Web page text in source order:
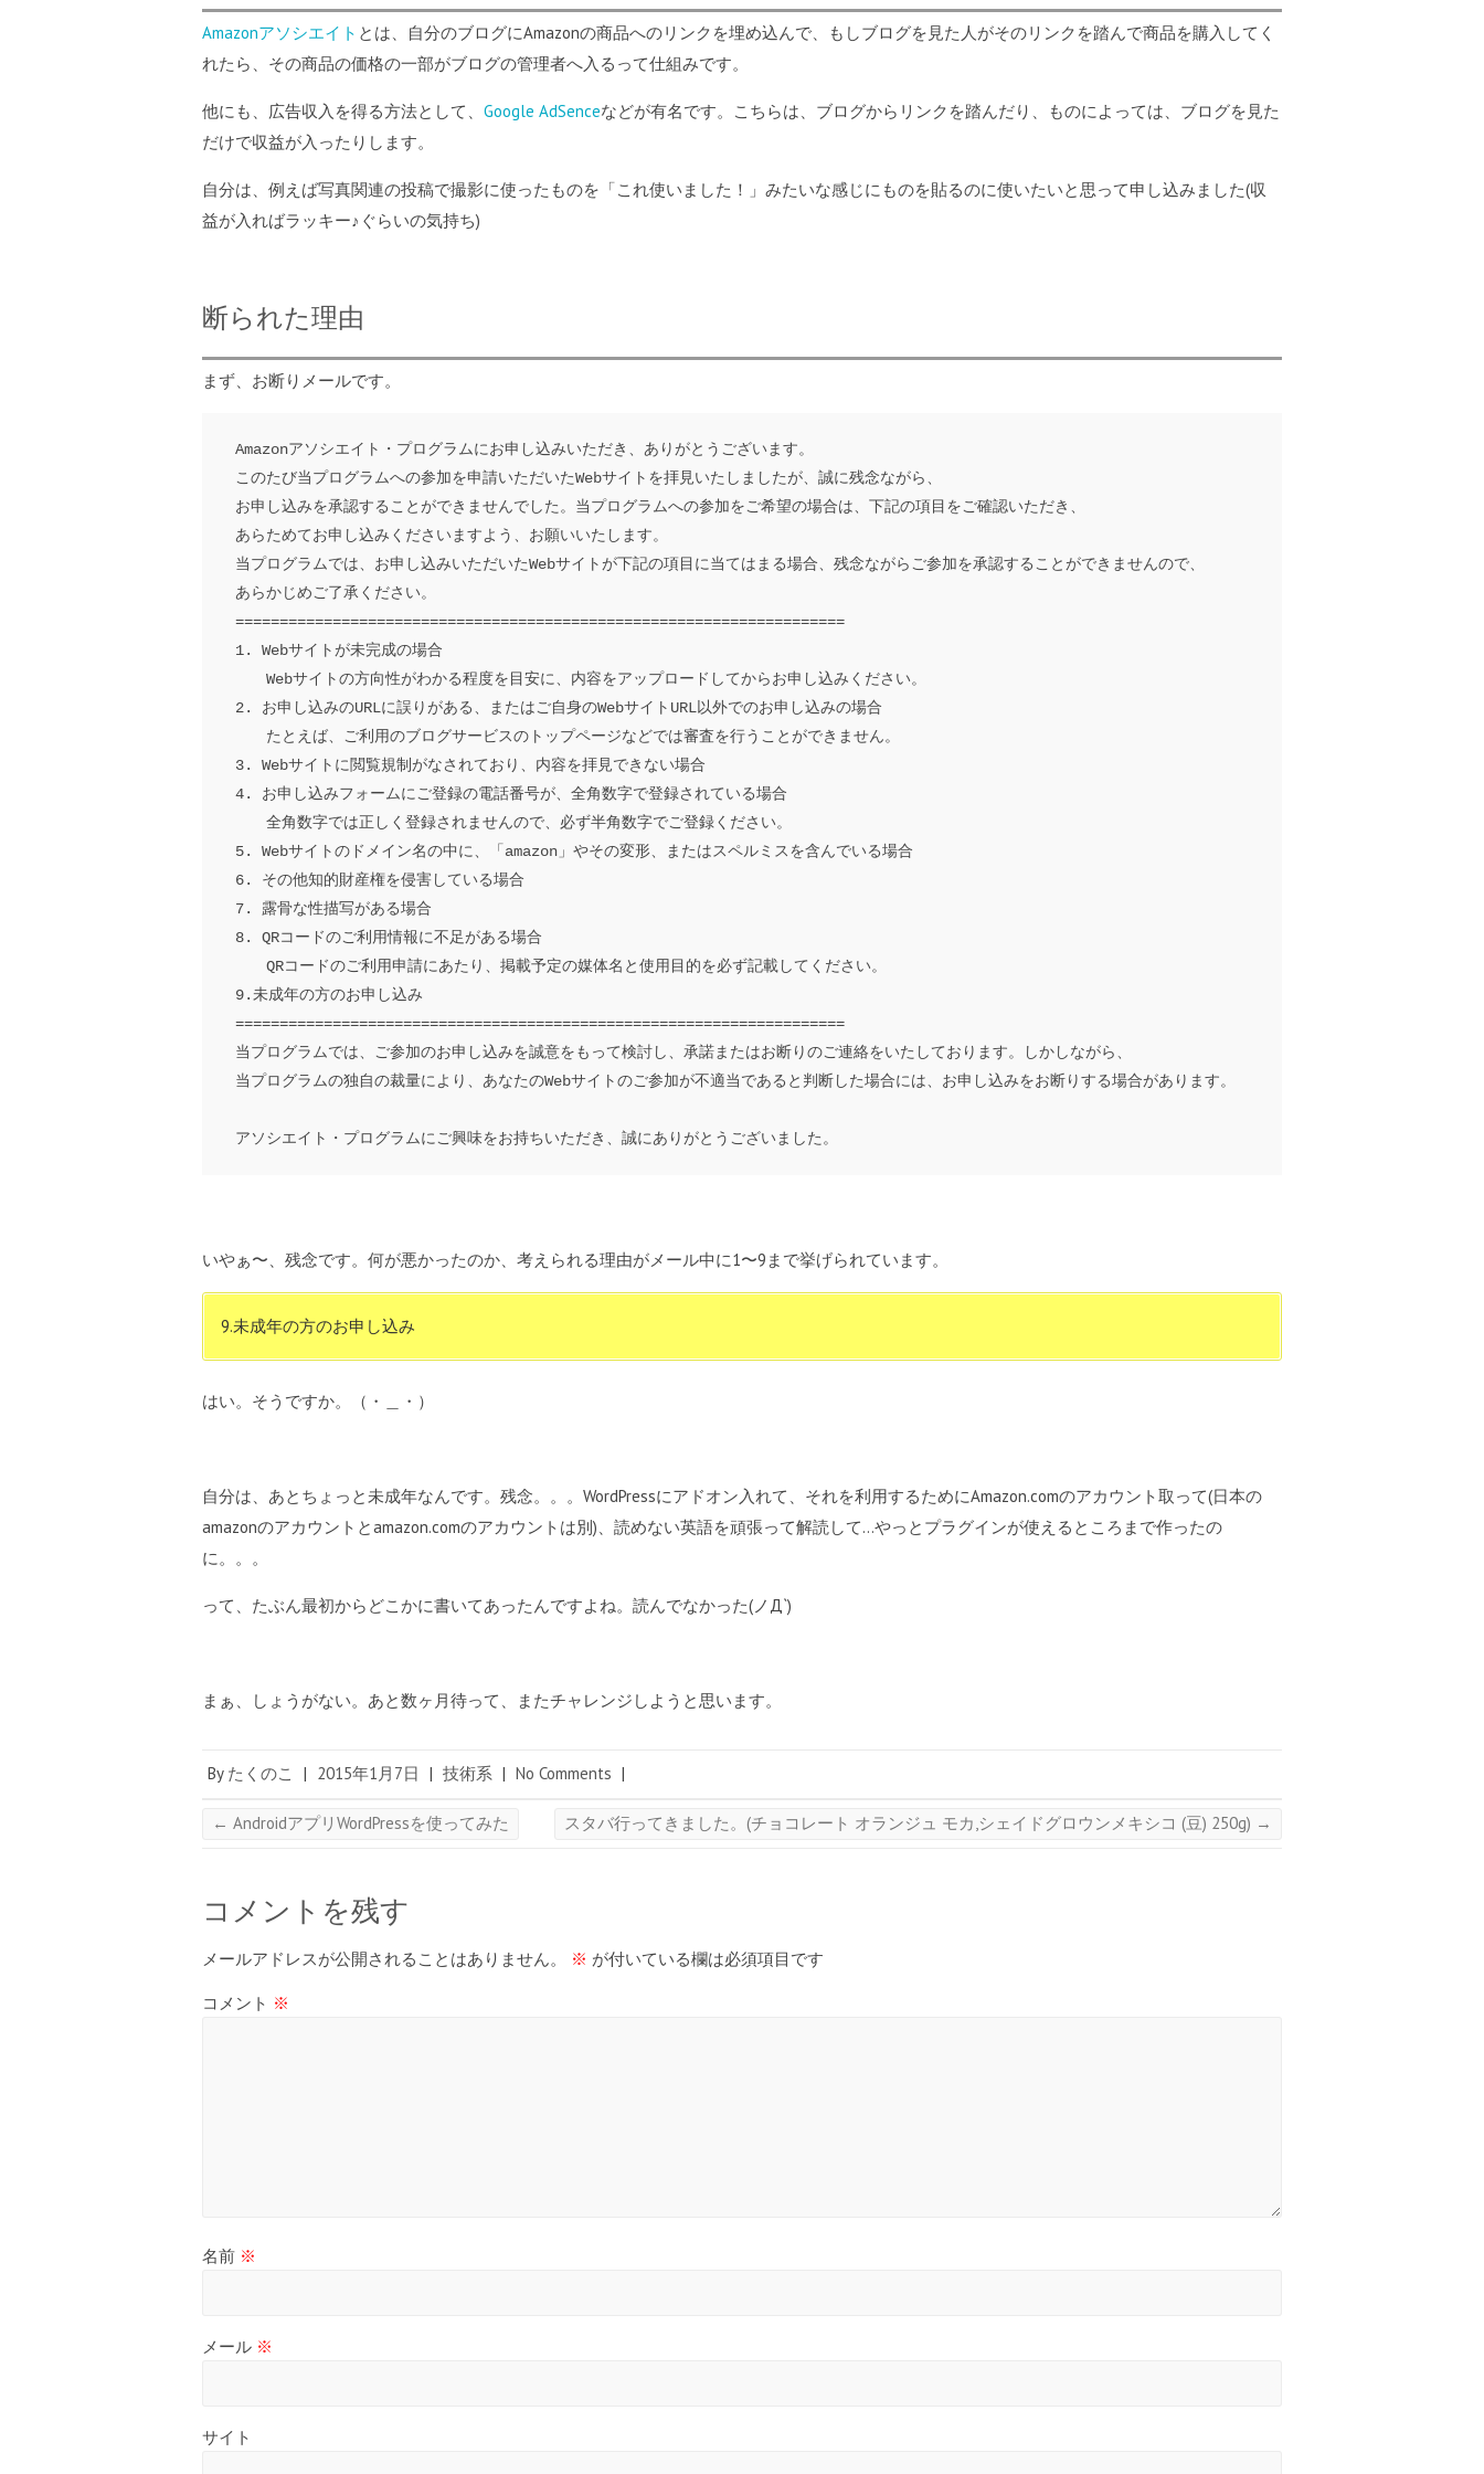
Amazonアソシエイト とは、自分のブログにAmazonの商品へのリンクを埋め込んで、もしブログを見た人がそのリンクを踏んで商品を購入してく
れたら、その商品の価格の一部がブログの管理者へ入るって仕組みです。
他にも、広告収入を得る方法として、 Google AdSenceなどが有名です。こちらは、ブログからリンクを踏んだり、ものによっては、ブログを見た
だけで収益が入ったりします。
自分は、例えば写真関連の投稿で撮影に使ったものを「これ使いました！」みたいな感じにものを貼るのに使いたいと思って申し込みました(収
益が入ればラッキー♪ぐらいの気持ち)
断られた理由
まず、お断りメールです。
Amazonアソシエイト・プログラムにお申し込みいただき、 ありがとうございます。
このたび当プログラムへの参加を申請いただいたWebサイトを拝見いたしましたが、誠に残念ながら、
お申し込みを承認することができませんでした。 当プログラムへの参加をご希望の場合は、 下記の項目をご確認いただき、
あらためてお申し込みくださいますよう、お願いいたします。
当プログラムでは、 お申し込みいただいたWebサイトが下記の項目に当てはまる場合、残念ながらご参加を承認することができませんので、
あらかじめご了承ください。
=====================================================================
1. Webサイトが未完成の場合
Webサイトの方向性がわかる程度を目安に、 内容をアップロードしてからお申し込みください。
2. お申し込みのURLに誤りがある、
またはご自身のWebサイトURL以外でのお申し込みの場合
たとえば、 ご利用のブログサービスのトップページなどでは審査を行うことができません。
3. Webサイトに閲覧規制がなされており、内容を拝見できない場合
4. お申し込みフォームにご登録の電話番号が、 全角数字で登録されている場合
全角数字では正しく登録されませんので、 必ず半角数字でご登録ください。
5. Webサイトのドメイン名の中に、「 amazon 」やその変形、
またはスペルミスを含んでいる場合
6. その他知的財産権を侵害している場合
7. 露骨な性描写がある場合
8. QRコードのご利用情報に不足がある場合
QRコードのご利用申請にあたり、 掲載予定の媒体名と使用目的を必ず記載してください。
9.未成年の方のお申し込み
=====================================================================
当プログラムでは、ご参加のお申し込みを誠意をもって検討し、 承諾またはお断りのご連絡をいたしております。しかしながら、
当プログラムの独自の裁量により、 あなたのWebサイトのご参加が不適当であると判断した場合には、お申し込みをお断りする場合があります。
アソシエイト・プログラムにご興味をお持ちいただき、 誠にありがとうございました。
いやぁ〜、残念です。何が悪かったのか、考えられる理由がメール中に1〜9まで挙げられています。
9.未成年の方のお申し込み
はい。そうですか。（・＿・）
自分は、あとちょっと未成年なんです。残念。。。WordPressにアドオン入れて、それを利用するためにAmazon.comのアカウント取って(日本の
amazonのアカウントとamazon.comのアカウントは別)、読めない英語を頑張って解読して…やっとプラグインが使えるところまで作ったの
に。。。
って、たぶん最初からどこかに書いてあったんですよね。読んでなかった(ノД`)
まぁ、しょうがない。あと数ヶ月待って、またチャレンジしようと思います。
By たくのこ | 2015年1月7日 | 技術系 | No Comments |
← AndroidアプリWordPressを使ってみた スタバ行ってきました。(チョコレート オランジュ モカ,シェイドグロウンメキシコ (豆) 250g) →
コメントを残す
メールアドレスが公開されることはありません。 ※ が付いている欄は必須項目です
コメント ※
名前 ※
メール ※
サイト